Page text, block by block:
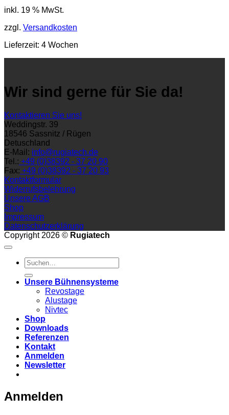
inkl. 19 % MwSt.
zzgl. Versandkosten
Lieferzeit: 4 Wochen
Wir sind gerne für Sie da!
Kontaktieren Sie uns!
Weddingstr. 39
18546 Sassnitz / Rügen
Detuschland
E-Mail: info@rugiatech.de
Tel.: +49 (0)38392 - 37 20 90
Fax: +49 (0)38392 - 37 20 93
Kontaktformular
Widerrufsbelehrung
Unsere AGB
Shop
Impressum
Datenschutzerklärung
Copyright 2026 © Rugiatech
Suchen
nach:
Unsere Bühnensysteme
Revostage
Alustage
Nivtec
Shop
Downloads
Referenzen
Kontakt
Anmelden
Newsletter
Anmelden